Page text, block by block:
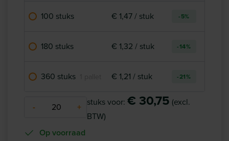
100 stuks € 1,47 / stuk -5%
180 stuks € 1,32 / stuk -14%
360 stuks € 1,21 / stuk -21%
- + stuks voor: € 30,75 (excl.
BTW)
Op voorraad